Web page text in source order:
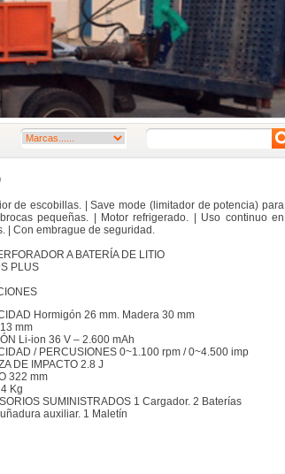
de escobillas. | Save mode (limitador de potencia) para
pequeñas. | Motor refrigerado. | Uso continuo en
| Con embrague de seguridad.
A BATERÍA DE LITIO
PLUS
Hormigón 26 mm. Madera 30 mm
mm
Li-ion 36 V – 2.600 mAh
/ PERCUSIONES 0~1.100 rpm / 0~4.500 imp
DE IMPACTO 2.8 J
322 mm
Kg
SUMINISTRADOS 1 Cargador. 2 Baterías
auxiliar. 1 Maletín